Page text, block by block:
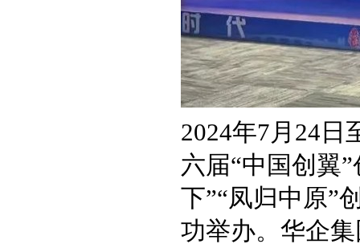
2024年7月24日
六届“中国创翼
下”“凤归中原”
功举办。华企